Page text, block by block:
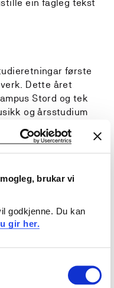
brukar vi
godkjenne. Du kan
gir her.
ein fagleg tekst
første
Dette året
Stord og tek
og årsstudium
kun